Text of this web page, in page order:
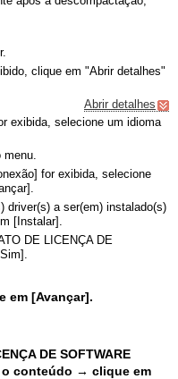
clique em "Abrir detalhes"
Abrir detalhes
exibida, selecione um idioma
menu.
for exibida, selecione
driver(s) a ser(em) instalado(s)
[Instalar].
DE LICENÇA DE
em [Avançar].
DE SOFTWARE
o conteúdo → clique em